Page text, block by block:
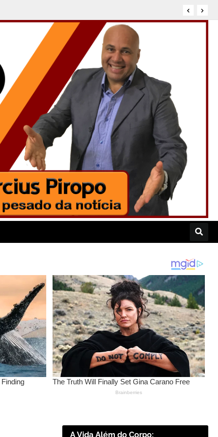
A Vida Além do Corpo: